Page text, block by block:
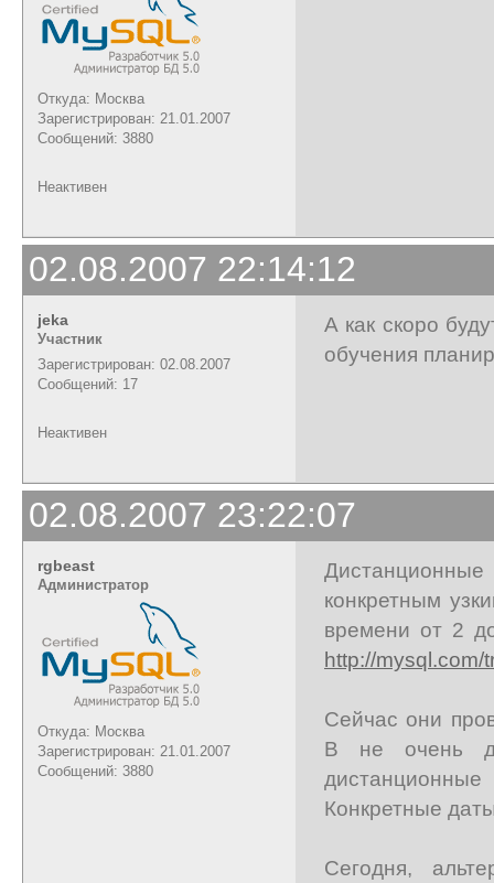
Откуда: Москва
Зарегистрирован: 21.01.2007
Сообщений: 3880
Неактивен
02.08.2007 22:14:12
jeka
Участник
Зарегистрирован: 02.08.2007
Сообщений: 17
А как скоро
обучения
Неактивен
02.08.2007 23:22:07
rgbeast
Администратор
Откуда: Москва
Зарегистрирован: 21.01.2007
Сообщений: 3880
конкретным
времени от 2
http://mysql.com/
Сейчас они
В не очень
Конкретные
Сегодня,